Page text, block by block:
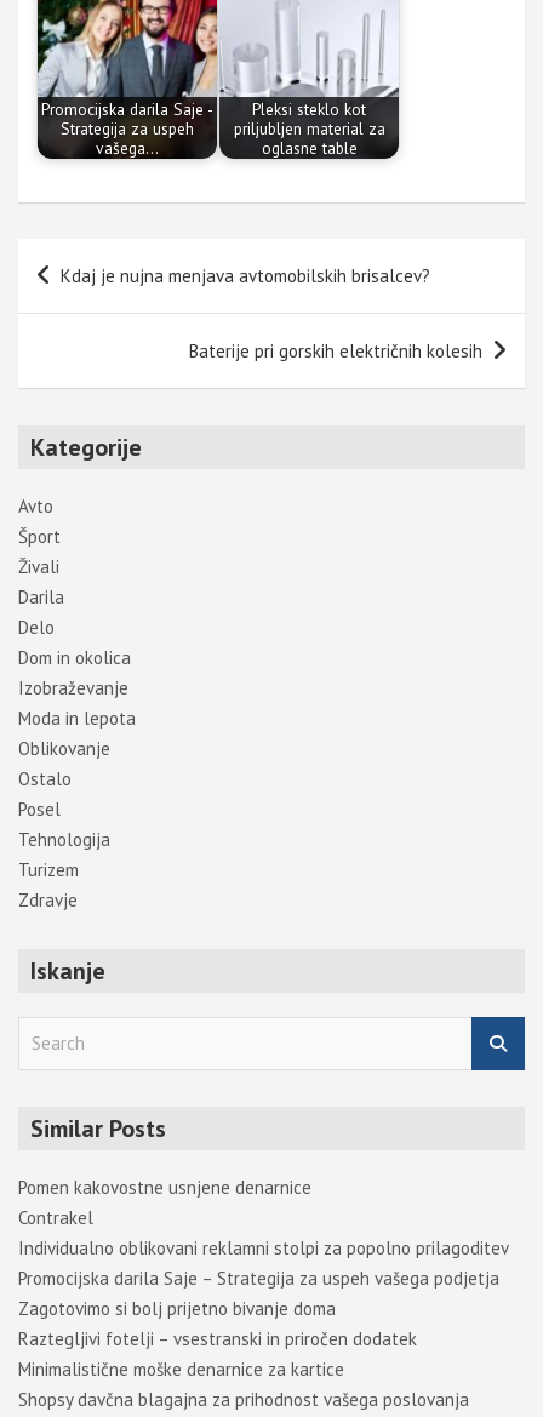
Promocijska darila Saje -
Strategija za uspeh
vašega…
Pleksi steklo kot
priljubljen material za
oglasne table
Navigacija
prispevka
Kdaj je nujna menjava avtomobilskih brisalcev?
Baterije pri gorskih električnih kolesih
Kategorije
Avto
Šport
Živali
Darila
Delo
Dom in okolica
Izobraževanje
Moda in lepota
Oblikovanje
Ostalo
Posel
Tehnologija
Turizem
Zdravje
Iskanje
Similar Posts
Pomen kakovostne usnjene denarnice
Contrakel
Individualno oblikovani reklamni stolpi za popolno prilagoditev
Promocijska darila Saje – Strategija za uspeh vašega podjetja
Zagotovimo si bolj prijetno bivanje doma
Raztegljivi fotelji – vsestranski in priročen dodatek
Minimalistične moške denarnice za kartice
Shopsy davčna blagajna za prihodnost vašega poslovanja